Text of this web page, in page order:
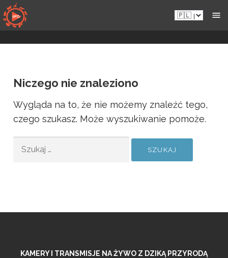
Przejdź
do
zawartości
Pl.sportsmansparadiseonline.com
Niczego nie znaleziono
Wygląda na to, że nie możemy znaleźć tego,
czego szukasz. Może wyszukiwanie pomoże.
KAMERY I TRANSMISJE NA ŻYWO Z DZIKĄ PRZYRODĄ